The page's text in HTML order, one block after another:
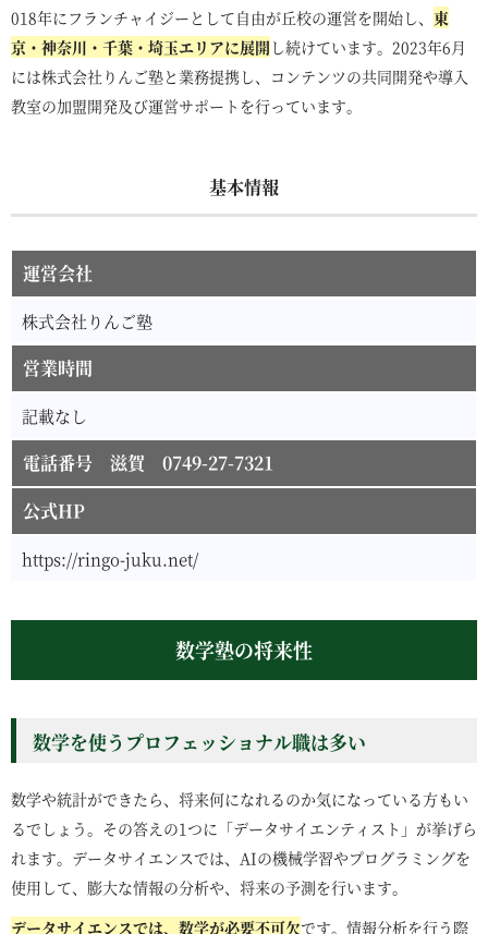
018年にフランチャイジーとして自由が丘校の運営を開始し、 東
京・神奈川・千葉・埼玉エリアに展開 し続けています。2023年6月
には株式会社りんご塾と業務提携し、コンテンツの共同開発や導入
教室の加盟開発及び運営サポートを行っています。
基本情報
運営会社
株式会社りんご塾
営業時間
記載なし
電話番号 滋賀 0749-27-7321
公式HP
https://ringo-juku.net/
数学塾の将来性
数学を使うプロフェッショナル職は多い
数学や統計ができたら、将来何になれるのか気になっている方もい
るでしょう。その答えの1つに「データサイエンティスト」が挙げら
れます。データサイエンスでは、AIの機械学習やプログラミングを
使用して、膨大な情報の分析や、将来の予測を行います。
データサイエンスでは、数学が必要不可欠です。情報分析を行う際